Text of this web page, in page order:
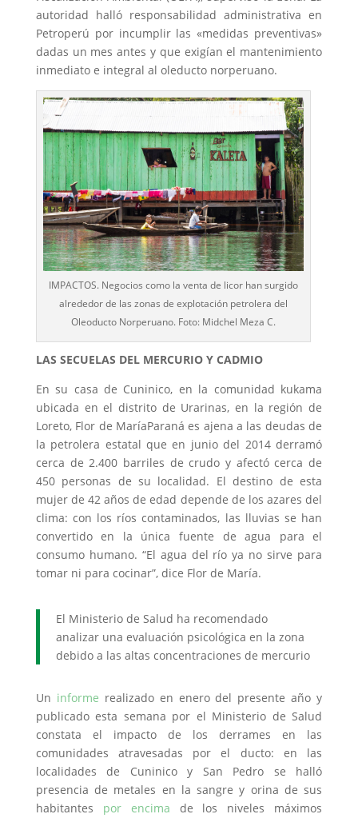
autoridad halló responsabilidad administrativa en
Petroperú por incumplir las «medidas preventivas»
dadas un mes antes y que exigían el mantenimiento
inmediato e integral al oleducto norperuano.
IMPACTOS. Negocios como la venta de licor han surgido
alrededor de las zonas de explotación petrolera del
Oleoducto Norperuano. Foto: Midchel Meza C.
LAS SECUELAS DEL MERCURIO Y CADMIO
En su casa de Cuninico, en la comunidad kukama
ubicada en el distrito de Urarinas, en la región de
Loreto, Flor de MaríaParaná es ajena a las deudas de
la petrolera estatal que en junio del 2014 derramó
cerca de 2.400 barriles de crudo y afectó cerca de
450 personas de su localidad. El destino de esta
mujer de 42 años de edad depende de los azares del
clima: con los ríos contaminados, las lluvias se han
convertido en la única fuente de agua para el
consumo humano. “El agua del río ya no sirve para
tomar ni para cocinar”, dice Flor de María.
El Ministerio de Salud ha recomendado
analizar una evaluación psicológica en la zona
debido a las altas concentraciones de mercurio
Un informe realizado en enero del presente año y
publicado esta semana por el Ministerio de Salud
constata el impacto de los derrames en las
comunidades atravesadas por el ducto: en las
localidades de Cuninico y San Pedro se halló
presencia de metales en la sangre y orina de sus
habitantes por encima de los niveles máximos